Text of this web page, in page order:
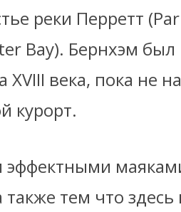
реки Перретт
Bay). Бернхэм
века, пока не
курорт.
эффектными
тем что здесь